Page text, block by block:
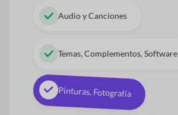
Audio y Canciones
Temas, Complementos, Software
Pinturas, Fotografía